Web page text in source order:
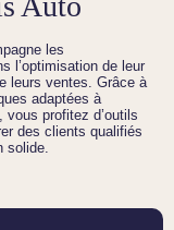
les
l’optimisation de leur
leurs ventes. Grâce à
adaptées à
vous profitez d’outils
des clients qualifiés
solide.